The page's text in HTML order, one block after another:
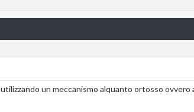
un meccanismo alquanto ortosso ovvero